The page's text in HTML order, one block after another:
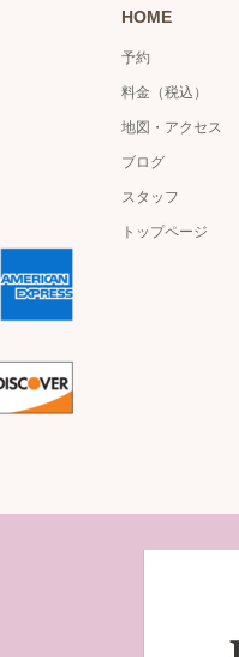
HOME
予約
料金（税込）
地図・アクセス
ブログ
スタッフ
トップページ